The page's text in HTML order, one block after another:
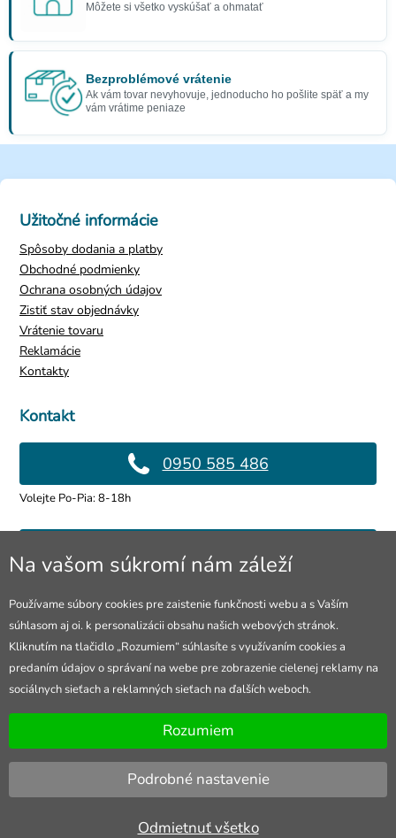
Môžete si všetko vyskúšať a ohmatať
Bezproblémové vrátenie
Ak vám tovar nevyhovuje, jednoducho ho pošlite späť a my
vám vrátime peniaze
Kontakt
0950 585 486
Volejte Po-Pia: 8-18h
info@4lol.cz
Predajňa v Ostrave
28. října 250, Ostrava
Otevřeno Po-Pia: 10-18h
Užitočné informácie
Spôsoby dodania a platby
Obchodné podmienky
Ochrana osobných údajov
Zistiť stav objednávky
Vrátenie tovaru
Reklamácie
Kontakty
Na vašom súkromí nám záleží
Používame súbory cookies pre zaistenie funkčnosti webu a s Vaším
súhlasom aj oi. k personalizácii obsahu našich webových stránok.
Kliknutím na tlačidlo „Rozumiem“ súhlasíte s využívaním cookies a
predaním údajov o správaní na webe pre zobrazenie cielenej reklamy na
sociálnych sieťach a reklamných sieťach na ďalších weboch.
Rozumiem
Podrobné nastavenie
Odmietnuť všetko